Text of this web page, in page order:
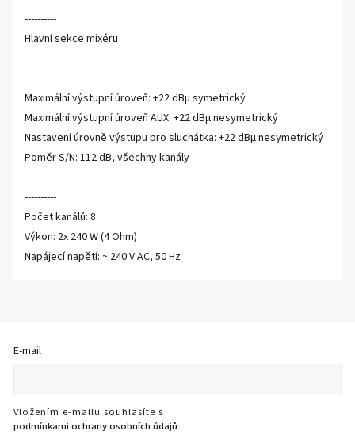
----------
Hlavní sekce mixéru
----------
Maximální výstupní úroveň: +22 dBµ symetrický
Maximální výstupní úroveň AUX: +22 dBµ nesymetrický
Nastavení úrovně výstupu pro sluchátka: +22 dBµ nesymetrický
Poměr S/N: 112 dB, všechny kanály
----------
Počet kanálů: 8
Výkon: 2x 240 W (4 Ohm)
Napájecí napětí: ~ 240 V AC, 50 Hz
E-mail
Vložením e-mailu souhlasíte s
podmínkami ochrany osobních údajů